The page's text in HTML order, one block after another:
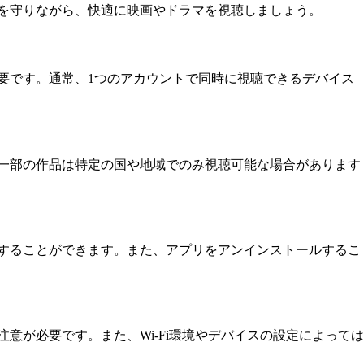
りながら、快適に映画やドラマを視聴しましょう。
す。通常、1つのアカウントで同時に視聴できるデバイス
の作品は特定の国や地域でのみ視聴可能な場合があります
ことができます。また、アプリをアンインストールするこ
が必要です。また、Wi-Fi環境やデバイスの設定によっては